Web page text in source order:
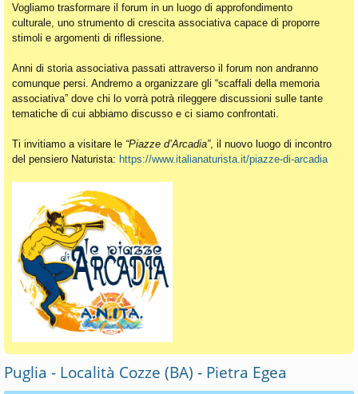
Vogliamo trasformare il forum in un luogo di approfondimento
culturale, uno strumento di crescita associativa capace di proporre
stimoli e argomenti di riflessione.
Anni di storia associativa passati attraverso il forum non andranno
comunque persi. Andremo a organizzare gli “scaffali della memoria
associativa” dove chi lo vorrà potrà rileggere discussioni sulle tante
tematiche di cui abbiamo discusso e ci siamo confrontati.
Ti invitiamo a visitare le “Piazze d’Arcadia”, il nuovo luogo di incontro
del pensiero Naturista: https://www.italianaturista.it/piazze-di-arcadia
Puglia - Località Cozze (BA) - Pietra Egea